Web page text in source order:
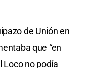
de Unión en
que “en
Loco no podía